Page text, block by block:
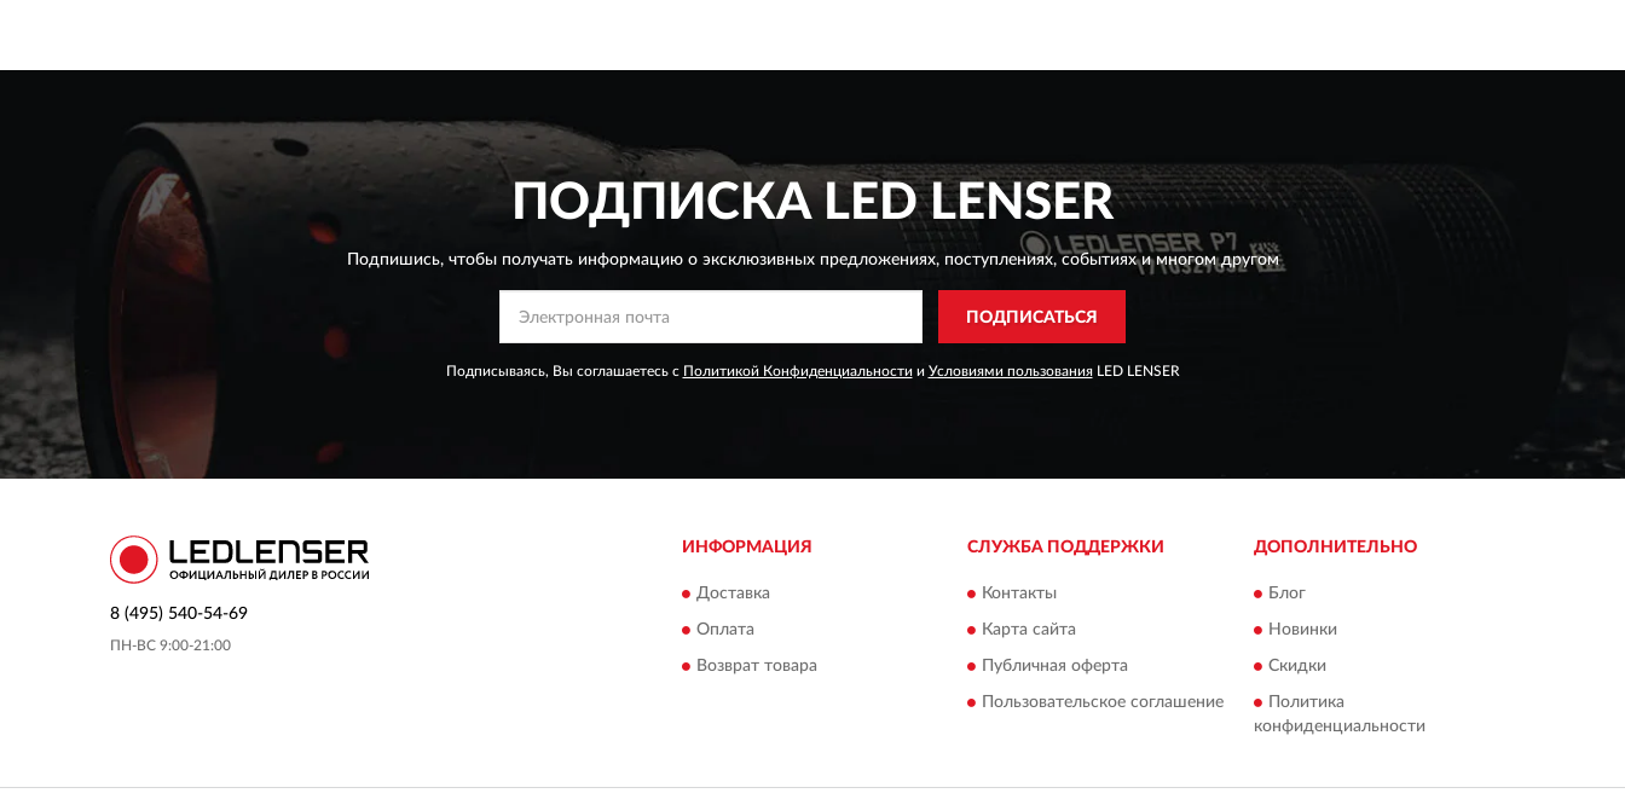
ПОДПИСКАLED LENSER
Подпишись, чтобы получать информацию о эксклюзивных предложениях,поступлениях, событиях и многом другом
ПОДПИСАТЬСЯ
Подписываясь, Вы соглашаетесь с Политикой Конфиденциальности и Условиями пользованияLED LENSER
8 (495) 540-54-69
ПН-ВС 9:00-21:00
ИНФОРМАЦИЯ
Доставка
Оплата
Возврат товара
СЛУЖБА ПОДДЕРЖКИ
Контакты
Карта сайта
Публичная оферта
Пользовательское соглашение
ДОПОЛНИТЕЛЬНО
Блог
Новинки
Скидки
Политика
конфиденциальности